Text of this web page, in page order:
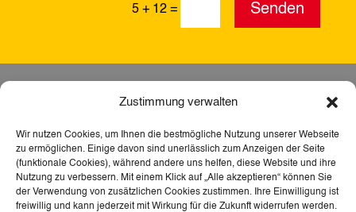
Zustimmung verwalten
Wir nutzen Cookies, um Ihnen die bestmögliche Nutzung unserer Webseite
zu ermöglichen. Einige davon sind unerlässlich zum Anzeigen der Seite
(funktionale Cookies), während andere uns helfen, diese Website und ihre
Nutzung zu verbessern. Mit einem Klick auf „Alle akzeptieren“ können Sie
der Verwendung von zusätzlichen Cookies zustimmen. Ihre Einwilligung ist
freiwillig und kann jederzeit mit Wirkung für die Zukunft widerrufen werden.
5 + 12 = Senden